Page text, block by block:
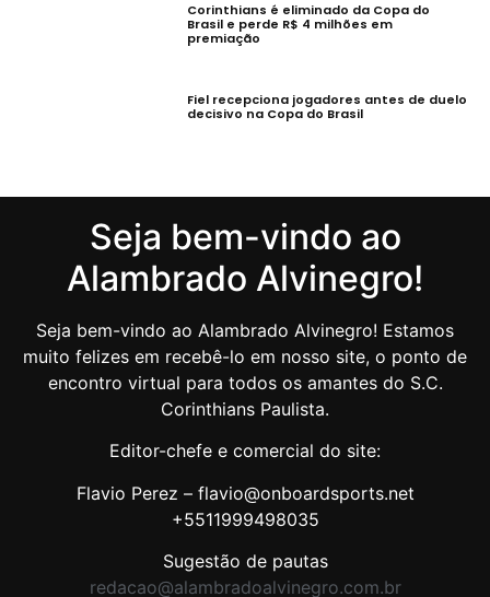
Corinthians é eliminado da Copa do
Brasil e perde R$ 4 milhões em
premiação
Fiel recepciona jogadores antes de duelo
decisivo na Copa do Brasil
Seja bem-vindo ao
Alambrado Alvinegro!
Seja bem-vindo ao Alambrado Alvinegro! Estamos
muito felizes em recebê-lo em nosso site, o ponto de
encontro virtual para todos os amantes do S.C.
Corinthians Paulista.
Editor-chefe e comercial do site:
Flavio Perez – flavio@onboardsports.net
+5511999498035
Sugestão de pautas
redacao@alambradoalvinegro.com.br